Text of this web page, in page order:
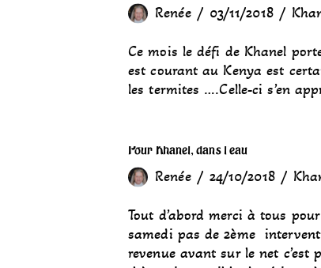
Renée 03/11/2018
Ce mois le défi de Khanel
est courant au Kenya est
les termites ….Celle-ci s’en
Pour Khanel, dans l’eau
Renée 24/10/2018
Tout d’abord merci à tous
samedi pas de 2ème
revenue avant sur le net